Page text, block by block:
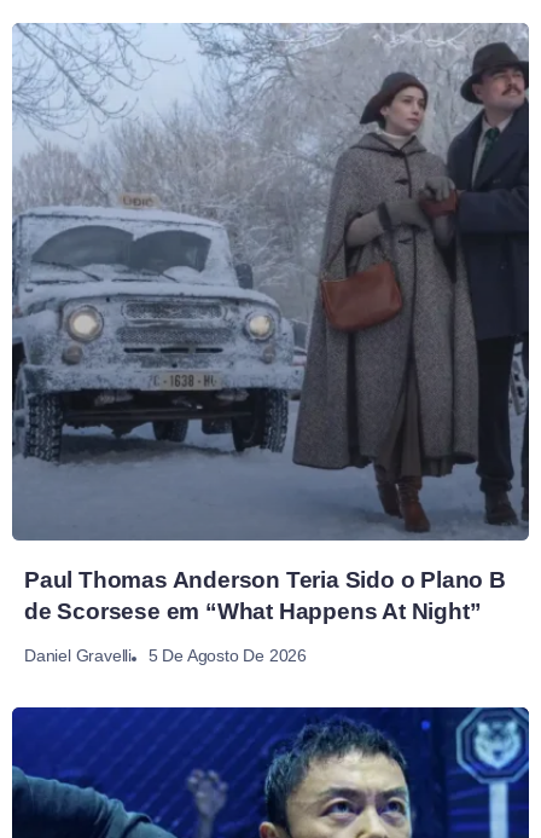
Paul Thomas Anderson Teria Sido o Plano B
de Scorsese em “What Happens At Night”
Daniel Gravelli 5 De Agosto De 2026